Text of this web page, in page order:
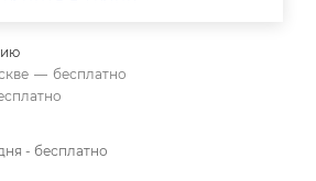
— бесплатно
- бесплатно